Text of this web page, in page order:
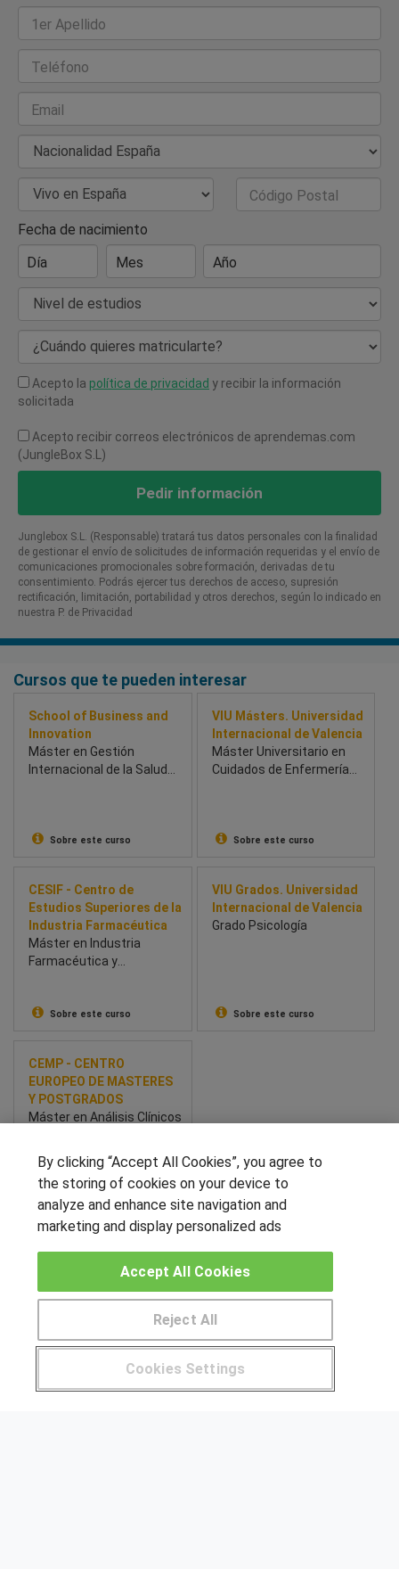
1er Apellido
Teléfono
Email
Nacionalidad
País de Residencia
Código Postal
Fecha de nacimiento
Día
Mes Año
Nivel de estudios
¿Cuándo quieres matricularte?
Acepto la política de privacidad y recibir la información
solicitada
Acepto recibir correos electrónicos de aprendemas.com
(JungleBox S.L)
Pedir información
Junglebox S.L. (Responsable) tratará tus datos personales con la finalidad
de gestionar el envío de solicitudes de información requeridas y el envío de
comunicaciones promocionales sobre formación, derivadas de tu
consentimiento. Podrás ejercer tus derechos de acceso, supresión
rectificación, limitación, portabilidad y otros derechos, según lo indicado en
nuestra P. de Privacidad​
Cursos que te pueden interesar
School of Business and
Innovation
Máster en Gestión
Internacional de la Salud
(BSBI)Sobre este curso
VIU Másters. Universidad
Internacional de Valencia
Máster Universitario en
Cuidados de Enfermería
Sobre este curso
CESIF - Centro de
Estudios Superiores de la
Industria Farmacéutica
Máster en Industria
Farmacéutica y
Sobre este curso
VIU Grados. Universidad
Internacional de Valencia
Grado Psicología
Sobre este curso
CEMP - CENTRO
EUROPEO DE MASTERES
Y POSTGRADOS
Máster en Análisis Clínicos
Sobre este curso
Pide más información al centro
¿Tienes alguna duda? 900 264 357
OTROS GRUPOS DE INTERES
By clicking “Accept All Cookies”, you agree to
the storing of cookies on your device to
analyze and enhance site navigation and
marketing and display personalized ads
Cookies Settings
Reject All
Accept All Cookies